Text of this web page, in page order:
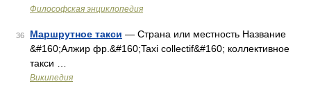
Философская энциклопедия
36 Маршрутное такси — Страна или местность Название
&#160;Алжир фр.&#160;Taxi collectif&#160; коллективное
такси …
Википедия